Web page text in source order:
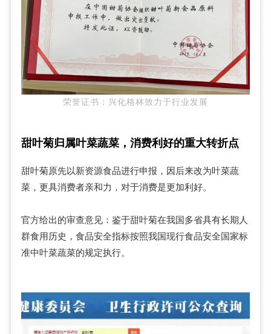
荣誉证书：兴化格林致力于行业发展
甜叶菊归属叶菜蔬菜，消费利好的重大转折点
甜叶菊原先以新资源食品进行申报，因后来改为叶菜蔬
菜，更具消费者亲和力，对于消费是更加利好。
官方给出的审查意见：鉴于甜叶菊在我国多省具有长期人
群食用历史，食品安全指标按照我国现行食品安全国家标
准中叶菜蔬菜的规定执行。